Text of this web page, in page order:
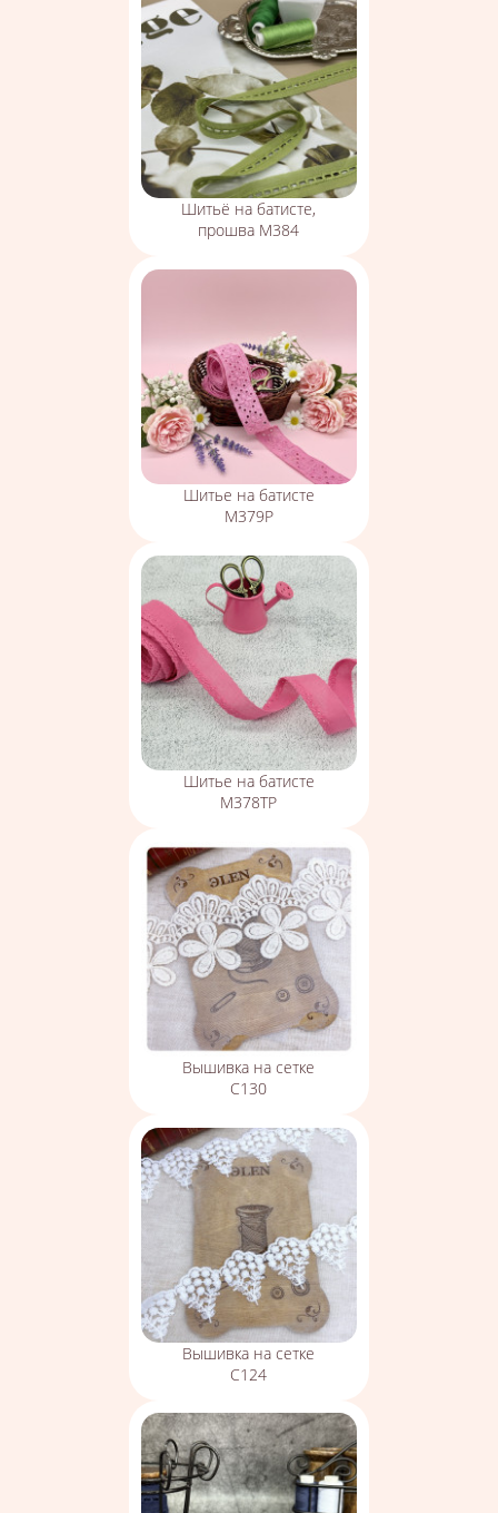
Шитьё на батисте,
прошва М384
Шитье на батисте
М379Р
Шитье на батисте
М378ТР
Вышивка на сетке
С130
Вышивка на сетке
С124